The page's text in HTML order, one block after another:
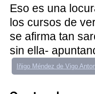
Eso es una
los cursos de
se afirma tan
sin ella-
Iñigo Méndez de Vigo